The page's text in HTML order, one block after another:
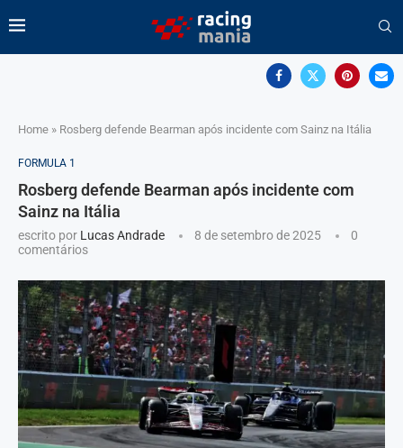
Home » Rosberg defende Bearman após incidente com Sainz na Itália
FORMULA 1
Rosberg defende Bearman após incidente com
Sainz na Itália
escrito por Lucas Andrade 8 de setembro de 2025
0
comentários